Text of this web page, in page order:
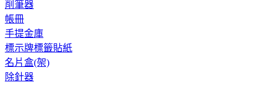
削筆器
帳冊
手提金庫
標示牌標籤貼紙
名片盒(架)
除針器